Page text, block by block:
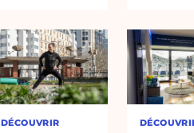
DÉCOUVRIR